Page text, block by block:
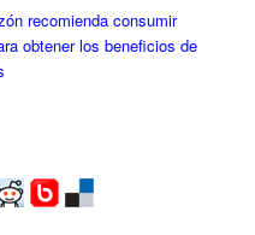
recomienda consumir
obtener los beneficios de